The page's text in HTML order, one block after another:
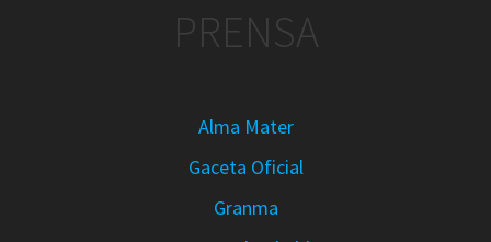
PRENSA
Alma Mater
Gaceta Oficial
Granma